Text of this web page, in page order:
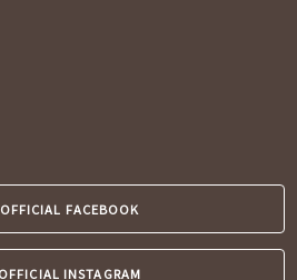
OFFICIAL FACEBOOK
OFFICIAL INSTAGRAM